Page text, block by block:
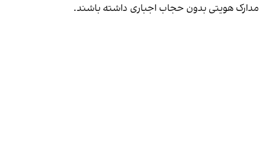
مدارک هویتی بدون حجاب اجباری داشته باشند.